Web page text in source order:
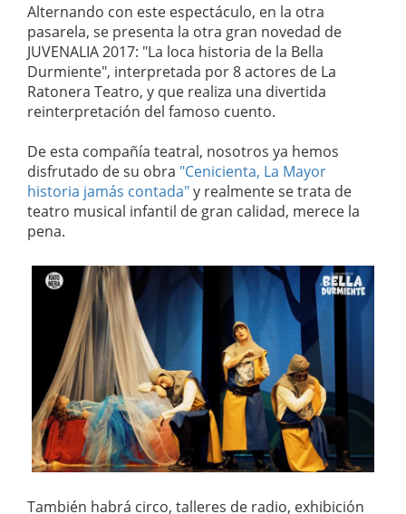
Alternando con este espectáculo, en la otra
pasarela, se presenta la otra gran novedad de
JUVENALIA 2017: "La loca historia de la Bella
Durmiente", interpretada por 8 actores de La
Ratonera Teatro, y que realiza una divertida
reinterpretación del famoso cuento.
De esta compañía teatral, nosotros ya hemos
disfrutado de su obra "Cenicienta, La Mayor
historia jamás contada"y realmente se trata de
teatro musical infantil de gran calidad, merece la
pena.
También habrá circo, talleres de radio, exhibición